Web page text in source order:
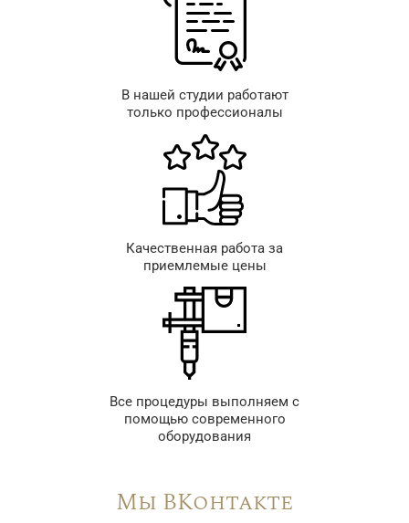
В нашей студии работают
только профессионалы
Качественная работа за
приемлемые цены
Все процедуры выполняем с
помощью современного
оборудования
Мы ВКонтакте